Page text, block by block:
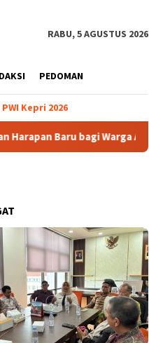
RABU, 5 AGUSTUS 2026
PEDOMAN
Kepri 2026
bagi Warga Anambas